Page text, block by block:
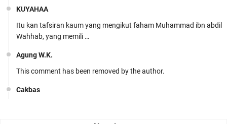
KUYAHAA
Itu kan tafsiran kaum yang mengikut faham Muhammad ibn abdil
Wahhab, yang memili …
Agung W.K.
This comment has been removed by the author.
Cakbas